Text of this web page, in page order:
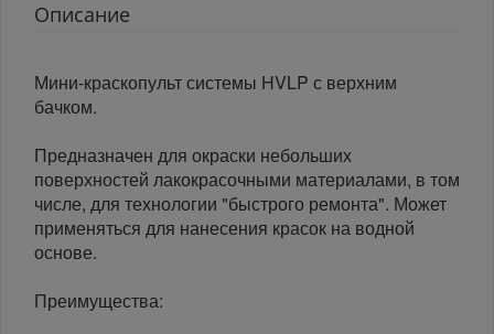
Описание
Мини-краскопульт системы HVLP с верхним
бачком.
Предназначен для окраски небольших
поверхностей лакокрасочными материалами, в том
числе, для технологии "быстрого ремонта". Может
применяться для нанесения красок на водной
основе.
Преимущества: